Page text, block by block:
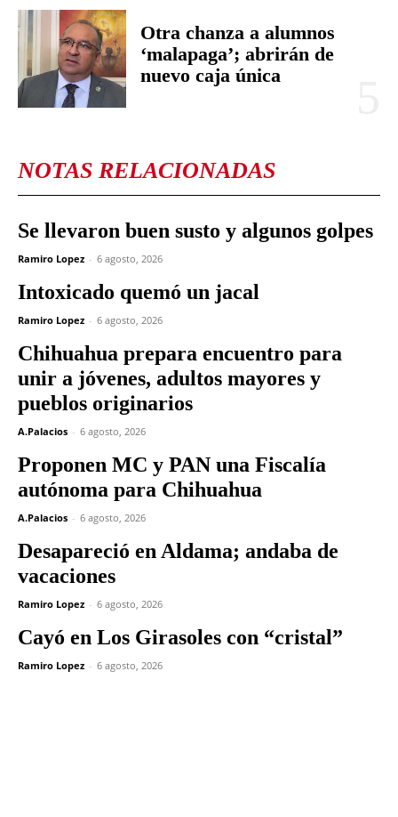
Otra chanza a alumnos
‘malapaga’; abrirán de
nuevo caja única
NOTAS RELACIONADAS
Se llevaron buen susto y algunos golpes
Ramiro Lopez - 6 agosto, 2026
Intoxicado quemó un jacal
Ramiro Lopez - 6 agosto, 2026
Chihuahua prepara encuentro para
unir a jóvenes, adultos mayores y
pueblos originarios
A.Palacios - 6 agosto, 2026
Proponen MC y PAN una Fiscalía
autónoma para Chihuahua
A.Palacios - 6 agosto, 2026
Desapareció en Aldama; andaba de
vacaciones
Ramiro Lopez - 6 agosto, 2026
Cayó en Los Girasoles con “cristal”
Ramiro Lopez - 6 agosto, 2026